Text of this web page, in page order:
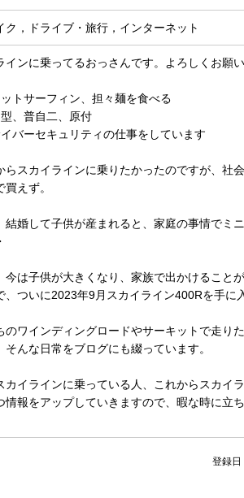
ク，ドライブ・旅行，インターネット
インに乗ってるおっさんです。よろしくお願い
トサーフィン、担々麺を食べる
、普自二、原付
バーセキュリティの仕事をしています
らスカイラインに乗りたかったのですが、社
買えず。
結婚して子供が産まれると、家庭の事情でミ
今は子供が大きくなり、家族で出かけること
、ついに2023年9月スカイライン400Rを手に
のワインディングロードやサーキットで走り
そんな日常をブログにも綴っています。
カイラインに乗っている人、これからスカイ
情報をアップしていきますので、暇な時に立
登録日